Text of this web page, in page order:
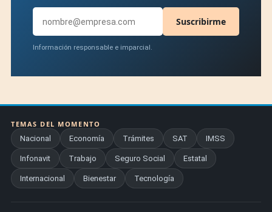
Suscribirme
Información responsable e imparcial.
TEMAS DEL MOMENTO
Nacional
Economía Trámites SAT IMSS
Infonavit Trabajo Seguro Social Estatal
Internacional Bienestar Tecnología